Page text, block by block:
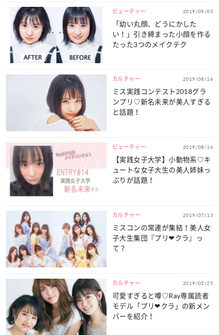
ビューティー 2019/09/05
「幼い丸顔、どうにかした
い！」引き締まった小顔を作る
たった3つのメイクテク
カルチャー 2019/08/16
ミス実践コンテスト2018グラ
ンプリ♡新名未来が美人すぎる
と話題！
ビューティー 2019/08/16
【実践女子大学】小動物系♡キ
ュートな女子大生の美人姉妹っ
ぷりが話題！
カルチャー 2019/07/13
ミスコンの常連が集結！美人女
子大生集団『プリ❤クラ』っ
て？
カルチャー 2019/05/25
可愛すぎると噂♡Ray専属読者
モデル「プリ❤︎クラ」の新メン
バーを紹介！